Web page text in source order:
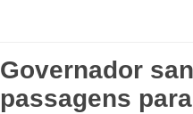
Governador
passagens